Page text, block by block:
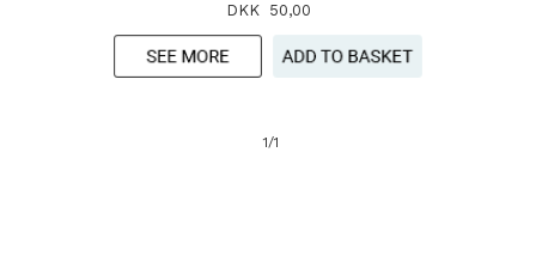
DKK 50,00
1/1